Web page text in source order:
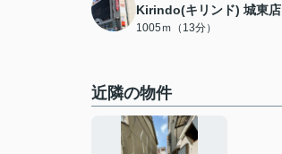
Kirindo(キリンド) 城東店
1005ｍ（13分）
近隣の物件